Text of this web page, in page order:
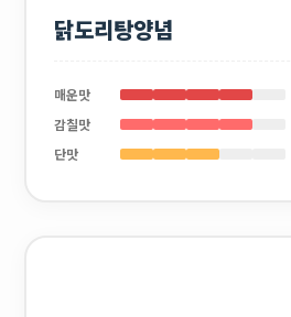
닭도리탕양념
매운맛
감칠맛
단맛